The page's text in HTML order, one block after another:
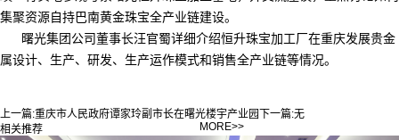
集聚资源自持巴南黄金珠宝全产业链建设。
曙光集团公司董事长汪官蜀详细介绍恒升珠宝加工厂在重庆发展贵金
属设计、生产、研发、生产运作模式和销售全产业链等情况。
上一篇:重庆市人民政府谭家玲副市长在曙光楼宇产业园下一篇:无
相关推荐
MORE>>